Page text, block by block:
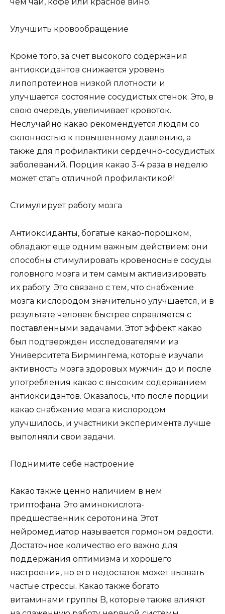
Улучшить кровообращение
Кроме того, за счет высокого содержания
антиоксидантов снижается уровень
липопротеинов низкой плотности и
улучшается состояние сосудистых стенок. Это, в
свою очередь, увеличивает кровоток.
Неслучайно какао рекомендуется людям со
склонностью к повышенному давлению, а
также для профилактики сердечно-сосудистых
заболеваний. Порция какао 3-4 раза в неделю
может стать отличной профилактикой!
Стимулирует работу мозга
Антиоксиданты, богатые какао-порошком,
обладают еще одним важным действием: они
способны стимулировать кровеносные сосуды
головного мозга и тем самым активизировать
их работу. Это связано с тем, что снабжение
мозга кислородом значительно улучшается, и в
результате человек быстрее справляется с
поставленными задачами. Этот эффект какао
был подтвержден исследователями из
Университета Бирмингема, которые изучали
активность мозга здоровых мужчин до и после
употребления какао с высоким содержанием
антиоксидантов. Оказалось, что после порции
какао снабжение мозга кислородом
улучшилось, и участники эксперимента лучше
выполняли свои задачи.
Поднимите себе настроение
Какао также ценно наличием в нем
триптофана. Это аминокислота-
предшественник серотонина. Этот
нейромедиатор называется гормоном радости.
Достаточное количество его важно для
поддержания оптимизма и хорошего
настроения, но его недостаток может вызвать
частые стрессы. Какао также богато
витаминами группы B, которые также влияют